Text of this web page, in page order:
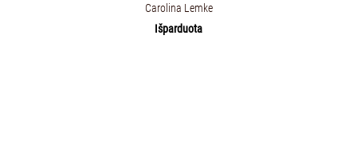
Carolina Lemke
Išparduota